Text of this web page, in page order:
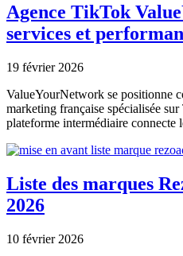
Agence TikTok
services et
19 février 2026
ValueYourNetwork se positionne
marketing française spécialisée
plateforme intermédiaire connecte
Liste des marques
2026
10 février 2026